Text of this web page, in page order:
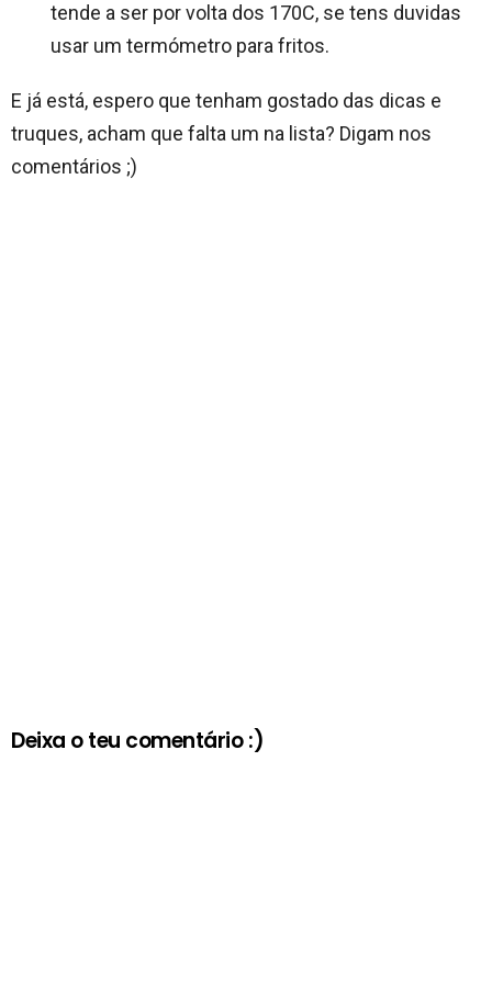
tende a ser por volta dos 170C, se tens duvidas
usar um termómetro para fritos.
E já está, espero que tenham gostado das dicas e
truques, acham que falta um na lista? Digam nos
comentários ;)
Deixa o teu comentário :)